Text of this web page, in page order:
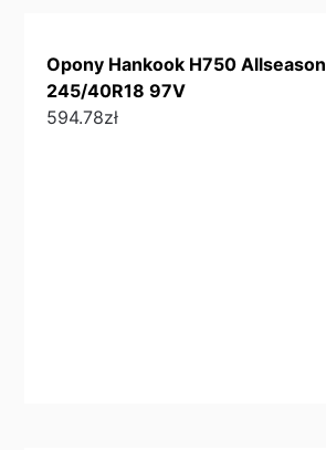
Opony Hankook H750 Allseason
245/40R18 97V
594.78zł